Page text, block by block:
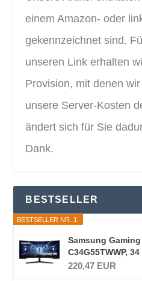
einem Amazon- oder
gekennzeichnet sind.
unseren Link erhalten
Provision, mit denen
unsere Server-Kosten
ändert sich für Sie
Dank.
BESTSELLER
BESTSELLER NR. 1
Samsung
C34G55TWWP,
220,47 EUR